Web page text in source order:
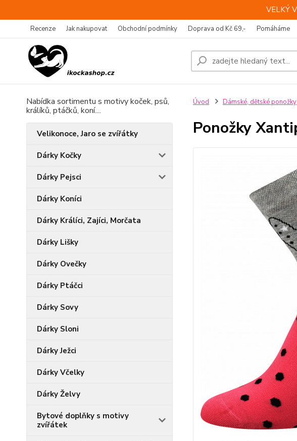
VELKÝ
Recenze Jak nakupovat Obchodní podmínky Doprava od Kč 69,- Pomáháme
Nabídka sortimentu s motivy koček, psů,
králíků, ptáčků, koní....
Velikonoce, Jaro se zvířátky
Dárky Kočky
Dárky Pejsci
Dárky Koníci
Dárky Králíci, Zajíci, Morčata
Dárky Lišky
Dárky Ovečky
Dárky Ptáčci
Dárky Sovy
Dárky Sloni
Dárky Ježci
Dárky Včelky
Dárky Želvy
Bytové doplňky s motivy
zvířátek
Úvod Dámské, dětské ponožky
Ponožky